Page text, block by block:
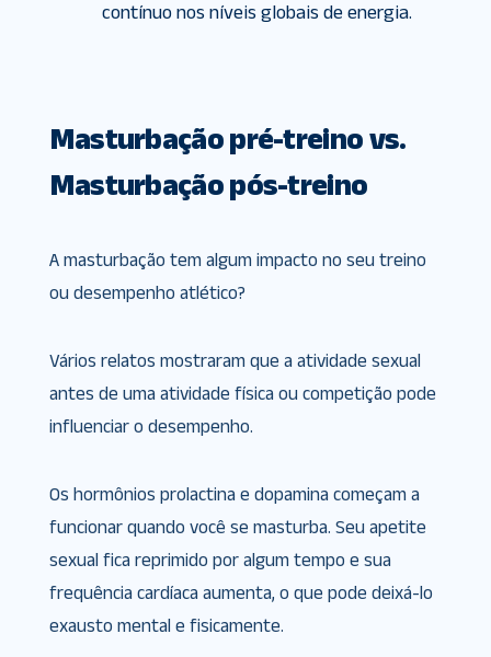
contínuo nos níveis globais de energia.
Masturbação pré-treino vs.
Masturbação pós-treino
A masturbação tem algum impacto no seu treino
ou desempenho atlético?
Vários relatos mostraram que a atividade sexual
antes de uma atividade física ou competição pode
influenciar o desempenho.
Os hormônios prolactina e dopamina começam a
funcionar quando você se masturba. Seu apetite
sexual fica reprimido por algum tempo e sua
frequência cardíaca aumenta, o que pode deixá-lo
exausto mental e fisicamente.